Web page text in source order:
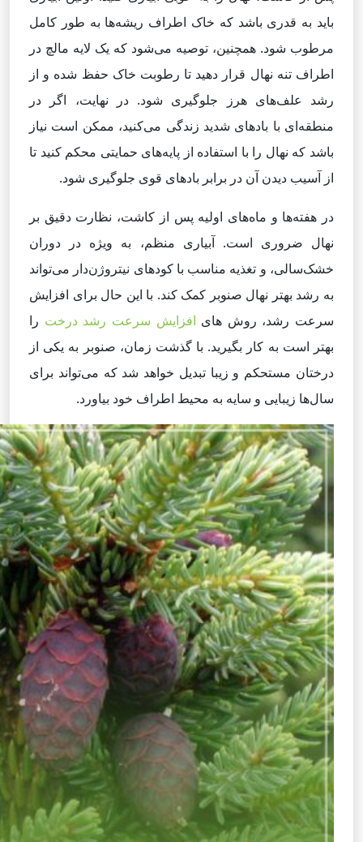
باید به قدری باشد که خاک اطراف ریشه‌ها به طور کامل
مرطوب شود. همچنین، توصیه می‌شود که یک لایه مالچ در
اطراف تنه نهال قرار دهید تا رطوبت خاک حفظ شده و از
رشد علف‌های هرز جلوگیری شود. در نهایت، اگر در
منطقه‌ای با بادهای شدید زندگی می‌کنید، ممکن است نیاز
باشد که نهال را با استفاده از پایه‌های حمایتی محکم کنید تا
از آسیب دیدن آن در برابر بادهای قوی جلوگیری شود.
در هفته‌ها و ماه‌های اولیه پس از کاشت، نظارت دقیق بر
نهال ضروری است. آبیاری منظم، به ویژه در دوران
خشک‌سالی، و تغذیه مناسب با کودهای نیتروژن‌دار می‌تواند
به رشد بهتر نهال صنوبر کمک کند. با این حال برای افزایش
سرعت رشد، روش های افزایش سرعت رشد درخت را
بهتر است به کار بگیرید. با گذشت زمان، صنوبر به یکی از
درختان مستحکم و زیبا تبدیل خواهد شد که می‌تواند برای
سال‌ها زیبایی و سایه به محیط اطراف خود بیاورد.